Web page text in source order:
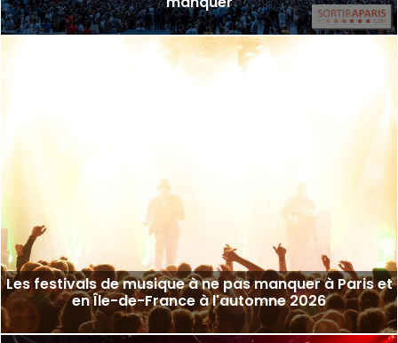
Les festivals de musique à ne pas manquer à Paris et
en Île-de-France à l'automne 2026